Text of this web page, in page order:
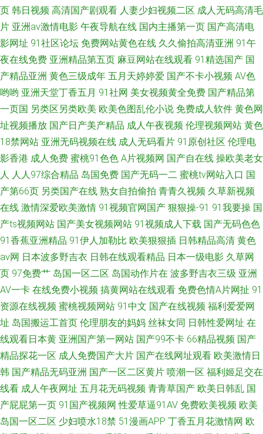
页 韩日视频 高清国产剧观看 人妻少妇视频二区 成人无码高清毛
片 亚洲av激情电影 午夜导航在线 国内主播第一页 国产高清电
影网址 91社区论坛 免费网站黄色在线 久久偷拍高清亚洲 91午
夜在线免费 亚洲精品第五页 麻豆网站在线观看 91精选国产 国
产精品亚洲 黄色三级成年 五月天婷婷爱 国产不卡小视频 AV色
哟哟 亚洲天堂丁香五月 91社网 美女视频黄全免费 国产精品第
一页国 另类区另类欧美 欧美色图乱伦小说 免费成人软件 黄色网
址视频播放 国产日产美产精品 成人午夜视频 伦理视频网站 黄色
18禁网站 亚洲无码视频在线 成人无码看片 91原创社区 伦理电
影香港 成人免费 蜜桃91色色 A片视频网 国产自在线 操欧美老女
人 人人97综合精品 岛国免费 国产无码一二 蜜桃tv网站入口 国
产第66页 另类国产在线 熟女自拍偷拍 青青久视频 久草新视频
在线 激情深爱欧美激情 91视频官网国产 狠狠操-91 91我要操 国
产ts视频网站 国产美女视频网站 91视频成人下载 国产无码色色
91香蕉亚洲精品 91伊人加勒比 欧美狠狠插 日韩精品高清 黄色
av网 日本波多野吉衣 日韩在线观看精品 日本一级电影 久草网
页 97免费艹 岛国一区二区 岛国动作片在 波多野吉衣三级 亚洲
AV一卡 在线免费小视频 搞黄网站在线观看 免费色情A片网扯 91
资源在线视频 蜜桃视频网站 91中文 国产在线视频 福利爱爱网
址 岛国搬运工首页 伦理朋友的妈妈 丝袜女同 日韩性爱网址 在
线观看日本黄 亚洲国产第一网站 国产99不卡 66精品视频 国产
精品探花一区 成人免费国产大片 国产在线网址观看 欧美激情日
韩 国产精品无码亚洲 国产一区二区黄片 喷潮一区 福利姬足交在
线看 成人午夜网址 五月花无码视频 青青草国产 欧美日韩乱 国
产屁屁第一页 91国产视频网 性爱草逼91AV 免费欧美视频 欧美
岛国一区二区 少妇喷水18禁 51漫画APP 丁香五月花激情网 欧